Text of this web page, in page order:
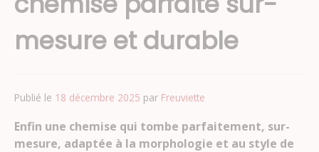
mesure et durable
Publié le 18 décembre 2025 par Freuviette
Enfin une chemise qui tombe parfaitement, sur-
mesure, adaptée à la morphologie et au style de